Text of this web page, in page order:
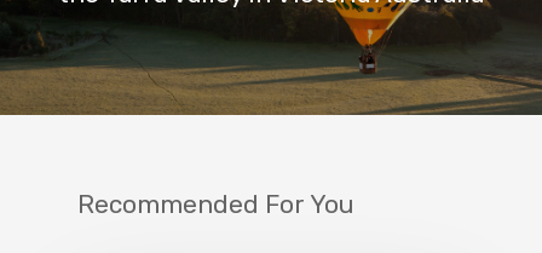
Recommended For You